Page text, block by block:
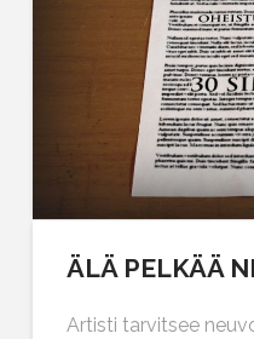
ÄLÄ PELKÄÄ
Artisti tarvitsee